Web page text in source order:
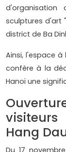
d'organisation
sculptures d'art
district de Ba
Ainsi, l'espace
confère à la
Hanoï une
Hang
Du 17